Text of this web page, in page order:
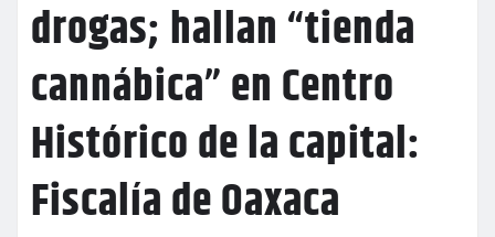
drogas; hallan “tienda
cannábica” en Centro
Histórico de la capital:
Fiscalía de Oaxaca